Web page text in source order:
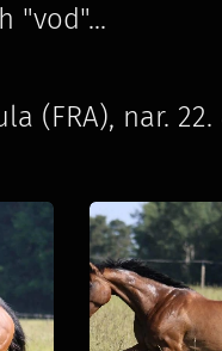
"vod"...
(FRA), nar. 22.